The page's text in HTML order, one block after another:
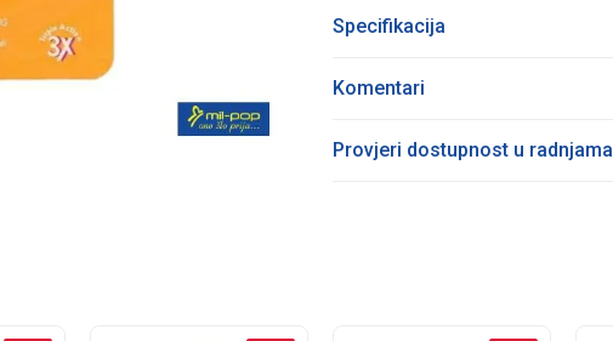
Specifikacija
Komentari
Provjeri dostupnost u radnjama